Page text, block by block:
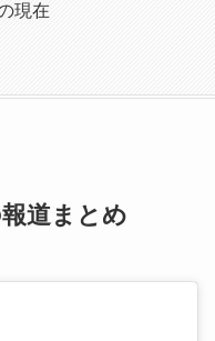
現在
道まとめ